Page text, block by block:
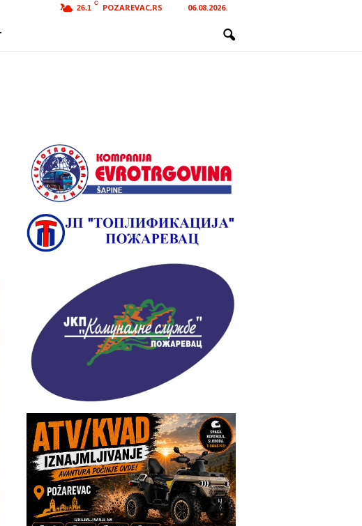
26.1
C POZAREVAC,RS 06.08.2026.